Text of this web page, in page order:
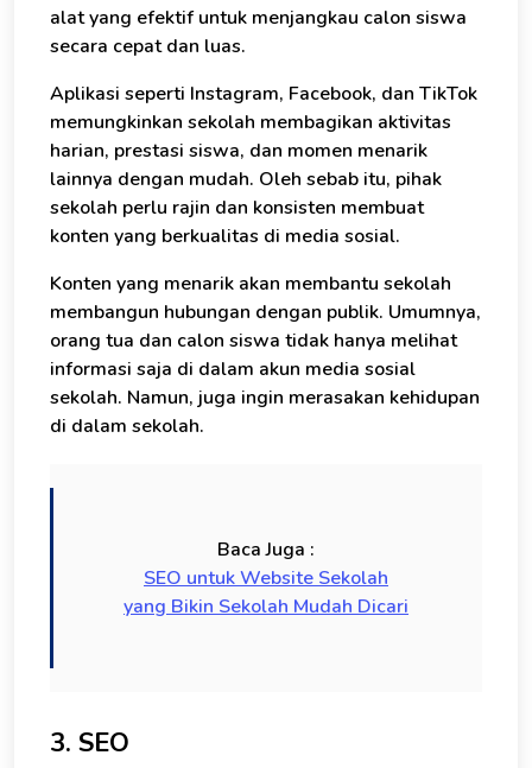
alat yang efektif untuk menjangkau calon siswa
secara cepat dan luas.
Aplikasi seperti Instagram, Facebook, dan TikTok
memungkinkan sekolah membagikan aktivitas
harian, prestasi siswa, dan momen menarik
lainnya dengan mudah. Oleh sebab itu, pihak
sekolah perlu rajin dan konsisten membuat
konten yang berkualitas di media sosial.
Konten yang menarik akan membantu sekolah
membangun hubungan dengan publik. Umumnya,
orang tua dan calon siswa tidak hanya melihat
informasi saja di dalam akun media sosial
sekolah. Namun, juga ingin merasakan kehidupan
di dalam sekolah.
Baca Juga :
SEO untuk Website Sekolah
yang Bikin Sekolah Mudah Dicari
3. SEO